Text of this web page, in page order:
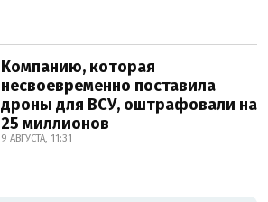
Компанию, которая
несвоевременно поставила
дроны для ВСУ, оштрафовали на
25 миллионов
9 АВГУСТА, 11:31